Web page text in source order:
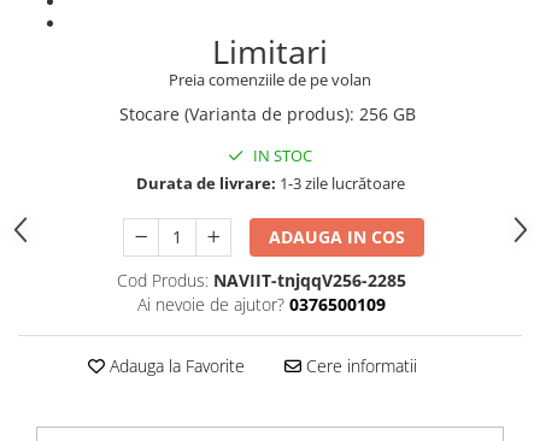
Limitari
Preia comenziile de pe volan
Stocare (Varianta de produs): 256 GB
IN STOC
Durata de livrare: 1-3 zile lucrătoare
ADAUGA IN COS
Cod Produs: NAVIIT-tnjqqV256-2285
Ai nevoie de ajutor? 0376500109
Adauga la Favorite Cere informatii